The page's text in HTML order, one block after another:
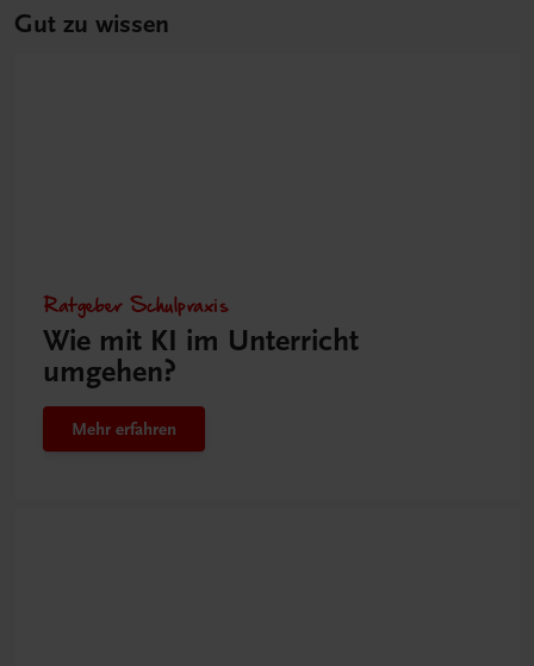
Gut zu wissen
Ratgeber Schulpraxis
Wie mit KI im Unterricht
umgehen?
Mehr erfahren